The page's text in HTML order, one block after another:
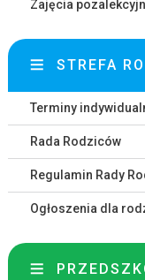
Zajęcia
STREFA
Terminy
Rada Rodziców
Regulamin Rady
Ogłoszenia dla